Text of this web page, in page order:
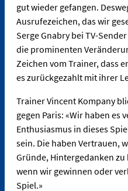
gut wieder gefangen.
Ausrufezeichen, das wir
Serge Gnabry bei TV-
die prominenten
Zeichen vom Trainer, dass
es zurückgezahlt mit ihrer
Trainer Vincent Kompany
gegen Paris: «Wir haben
Enthusiasmus in dieses
sein. Die haben Vertrauen,
Gründe, Hintergedanken zu
wenn wir gewinnen oder
Spiel.»